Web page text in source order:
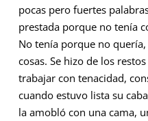
pocas pero fuertes
prestada porque no tenía
No tenía porque no
cosas. Se hizo de los
trabajar con tenacidad,
cuando estuvo lista su
la amobló con una cama,